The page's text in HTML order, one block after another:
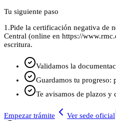
Tu siguiente paso
1.Pide la certificación negativa de
Central (online en https://
escritura.
Validamos la
Guardamos tu progreso:
Te avisamos de plazos y
Empezar trámite Ver sede oficial